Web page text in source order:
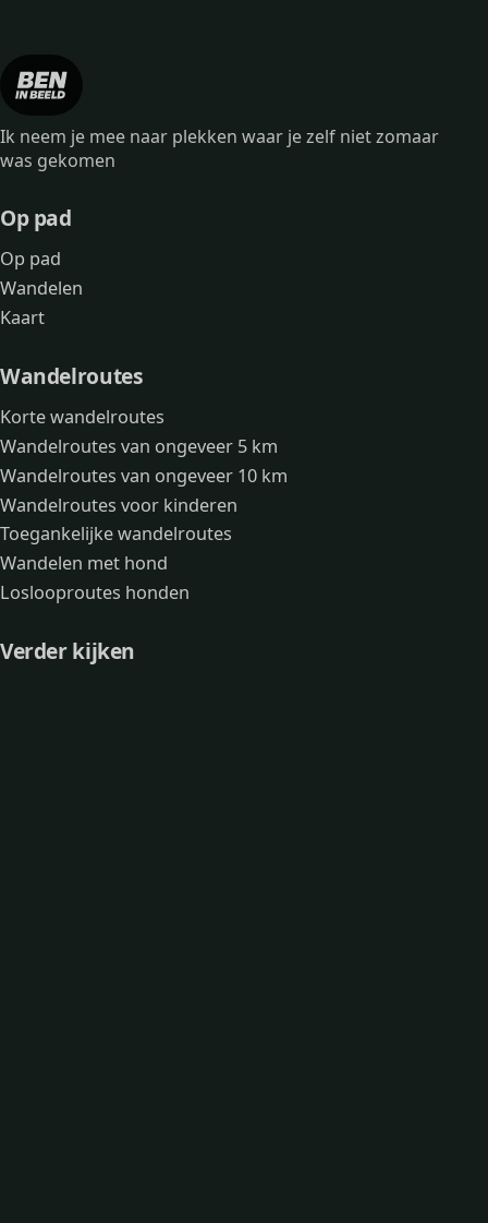
Ik neem je mee naar plekken waar je zelf niet zomaar
was gekomen
Op pad
Op pad
Wandelen
Kaart
Wandelroutes
Korte wandelroutes
Wandelroutes van ongeveer 5 km
Wandelroutes van ongeveer 10 km
Wandelroutes voor kinderen
Toegankelijke wandelroutes
Wandelen met hond
Loslooproutes honden
Verder kijken